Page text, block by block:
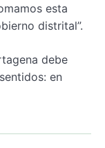
esta
distrital”.
debe
en